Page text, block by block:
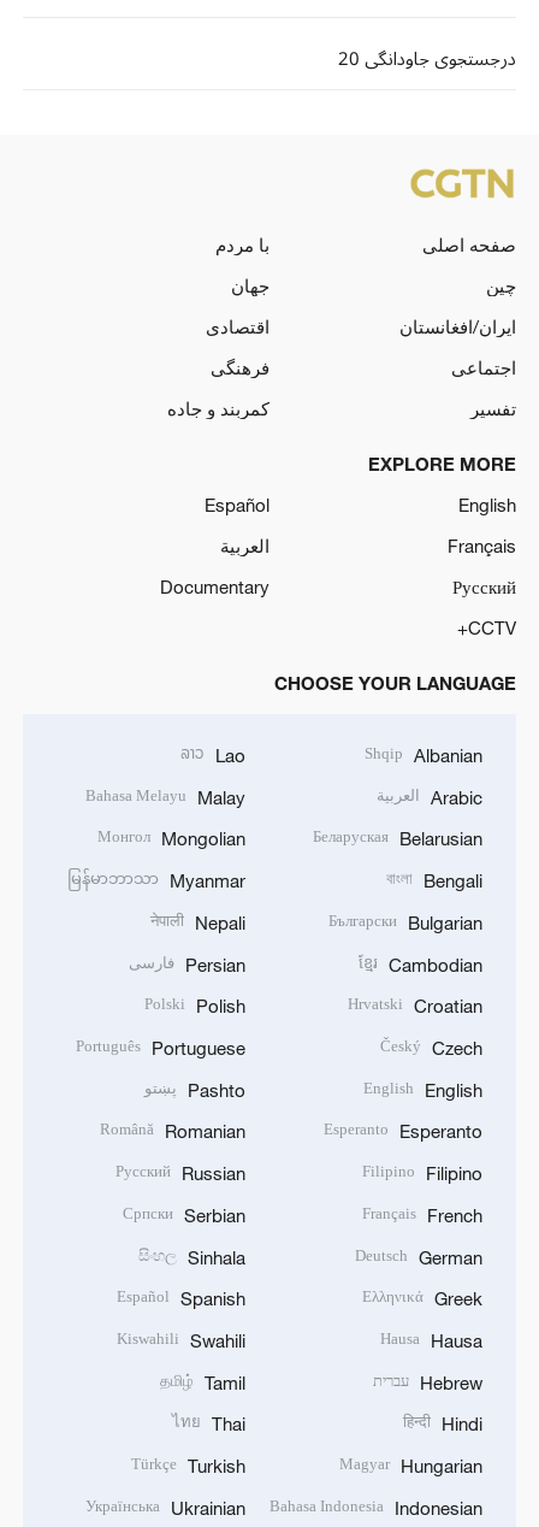
درجستجوی جاودانگی 20
صفحه اصلی
با مردم
چین
جهان
ایران/افغانستان
اقتصادی
اجتماعی
فرهنگی
تفسیر
کمربند و جاده
EXPLORE MORE
English
Español
Français
العربية
Русский
Documentary
CCTV+
CHOOSE YOUR LANGUAGE
Albanian
Shqip
Arabic العربية
Belarusian
Беларуская
Bengali
বাংলা
Bulgarian
Български
Cambodian
ខ្មែរ
Croatian
Hrvatski
Czech
Český
English
English
Esperanto
Esperanto
Filipino
Filipino
French
Français
German
Deutsch
Greek
Ελληνικά
Hausa
Hausa
Hebrew עברית
Hindi
हिन्दी
Hungarian
Magyar
Indonesian
Bahasa Indonesia
Lao
ລາວ
Malay
Bahasa Melayu
Mongolian
Монгол
Myanmar
မြန်မာဘာသာ
Nepali
नेपाली
Persian فارسی
Polish
Polski
Portuguese
Português
Pashto پښتو
Romanian
Română
Russian
Русский
Serbian
Српски
Sinhala
සිංහල
Spanish
Español
Swahili
Kiswahili
Tamil
தமிழ்
Thai
ไทย
Turkish
Türkçe
Ukrainian
Українська